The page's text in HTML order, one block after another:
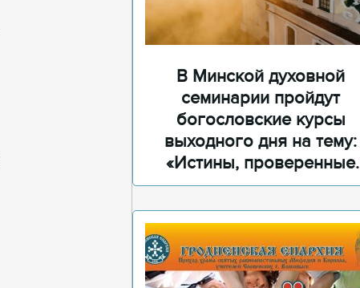
В Минской духовной
семинарии пройдут
богословские курсы
выходного дня на тему:
«Истины, проверенные
временем»